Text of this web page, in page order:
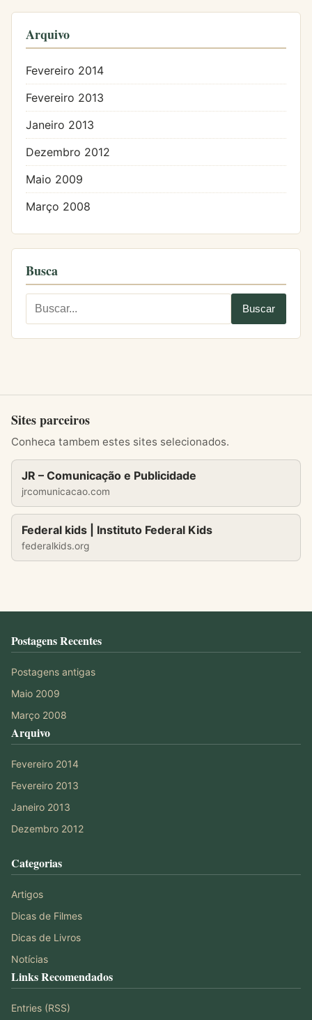
Arquivo
Fevereiro 2014
Fevereiro 2013
Janeiro 2013
Dezembro 2012
Maio 2009
Março 2008
Busca
Sites parceiros
Conheca tambem estes sites selecionados.
JR – Comunicação e Publicidade
jrcomunicacao.com
Federal kids | Instituto Federal Kids
federalkids.org
Postagens Recentes
Postagens antigas
Maio 2009
Março 2008
Arquivo
Fevereiro 2014
Fevereiro 2013
Janeiro 2013
Dezembro 2012
Categorias
Artigos
Dicas de Filmes
Dicas de Livros
Notícias
Links Recomendados
Entries (RSS)